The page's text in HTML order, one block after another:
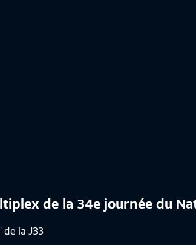
de la 34e journée du